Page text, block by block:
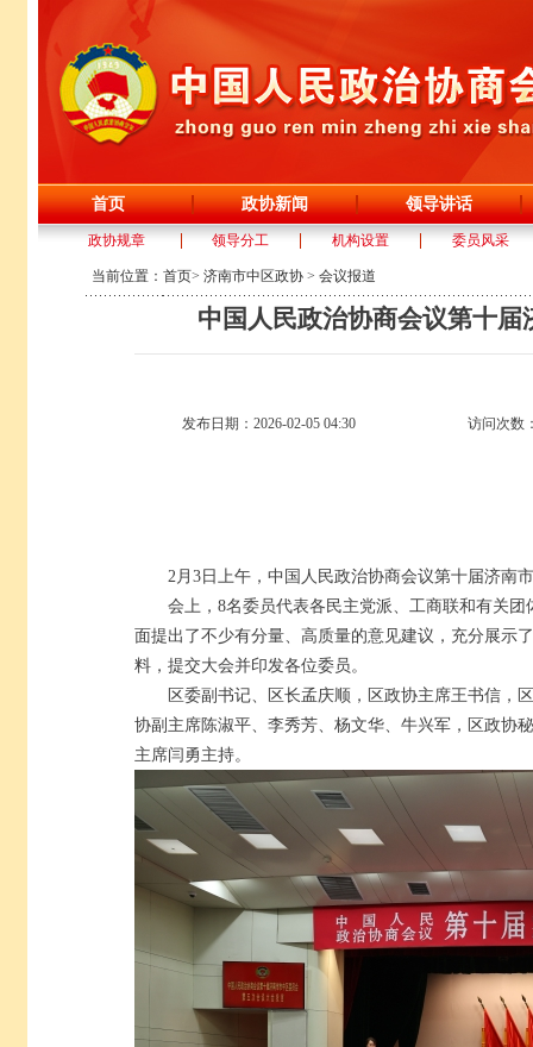
首页 政协新闻 领导讲话
政协规章 领导分工 机构设置 委员风采
当前位置： 首页> 济南市中区政协 > 会议报道
中国人民政治协商会议第十
发布日期：2026-02-05 04:30 访问次数
2月3日上午，中国人民政治协商会议第十届济南
会上，8名委员代表各民主党派、工商联和有关
面提出了不少有分量、高质量的意见建议，充分展示
料，提交大会并印发各位委员。
区委副书记、区长孟庆顺，区政协主席王书信，
协副主席陈淑平、李秀芳、杨文华、牛兴军，区政协
主席闫勇主持。